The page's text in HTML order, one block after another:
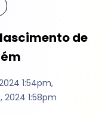
de
1:54pm,
2024 1:58pm